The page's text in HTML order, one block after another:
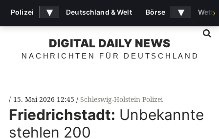
DIGITAL DAILY NEWS
NACHRICHTEN FÜR DEUTSCHLAND
15. Mai 2026 12:45 Schleswig-Holstein Polizei
Friedrichstadt: Unbekannte
stehlen 200
Polizei ▾ Deutschland & Welt Börse ▾ ›